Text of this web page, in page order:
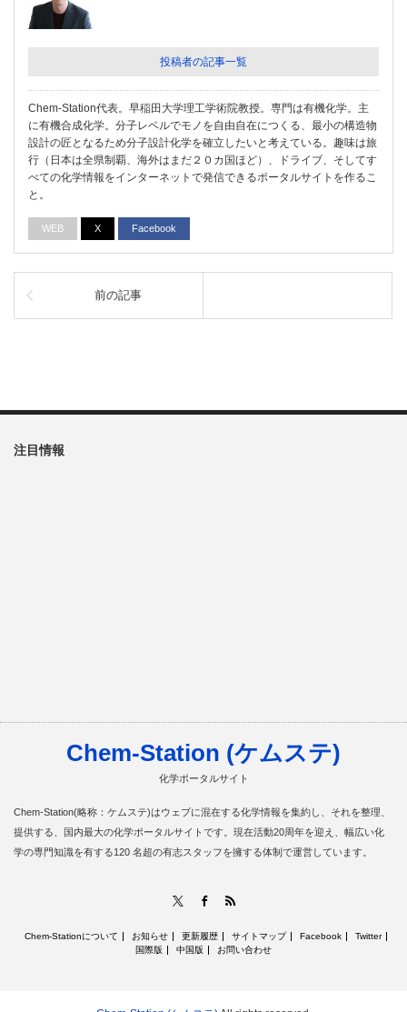
投稿者の記事一覧
Chem-Station代表。早稲田大学理工学術院教授。専門は有機化学。主
に有機合成化学。分子レベルでモノを自由自在につくる、最小の構造物
設計の匠となるため分子設計化学を確立したいと考えている。趣味は旅
行（日本は全県制覇、海外はまだ２０カ国ほど）、ドライブ、そしてす
べての化学情報をインターネットで発信できるポータルサイトを作るこ
と。
WEB X Facebook
前の記事
注目情報
Chem-Station (ケムステ)
化学ポータルサイト
Chem-Station(略称：ケムステ)はウェブに混在する化学情報を集約し、それを整理、
提供する、国内最大の化学ポータルサイトです。現在活動20周年を迎え、幅広い化
学の専門知識を有する120 名超の有志スタッフを擁する体制で運営しています。
Facebook
Chem-Stationについて お知らせ 更新履歴 サイトマップ Facebook
Twitter
国際版
中国版 お問い合わせ